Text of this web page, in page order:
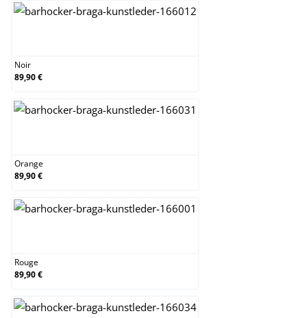
Noir
89,90 €
Orange
89,90 €
Rouge
89,90 €